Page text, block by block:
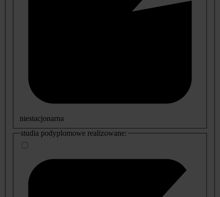
niestacjonarna
studia podyplomowe realizowane: